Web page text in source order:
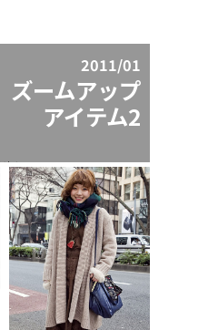
2011/01
ズームアップ
アイテム2
気温0.2℃